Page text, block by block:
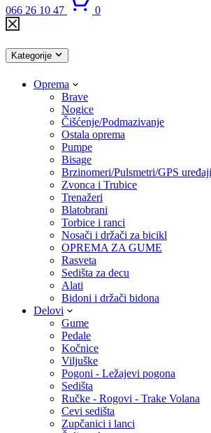
066 26 10 47 0
Kategorije
Oprema
Brave
Nogice
Čišćenje/Podmazivanje
Ostala oprema
Pumpe
Bisage
Brzinomeri/Pulsmetri/GPS uređaji
Zvonca i Trubice
Trenažeri
Blatobrani
Torbice i ranci
Nosači i držači za bicikl
OPREMA ZA GUME
Rasveta
Sedišta za decu
Alati
Bidoni i držači bidona
Delovi
Gume
Pedale
Kočnice
Viljuške
Pogoni - Ležajevi pogona
Sedišta
Ručke - Rogovi - Trake Volana
Cevi sedišta
Zupčanici i lanci